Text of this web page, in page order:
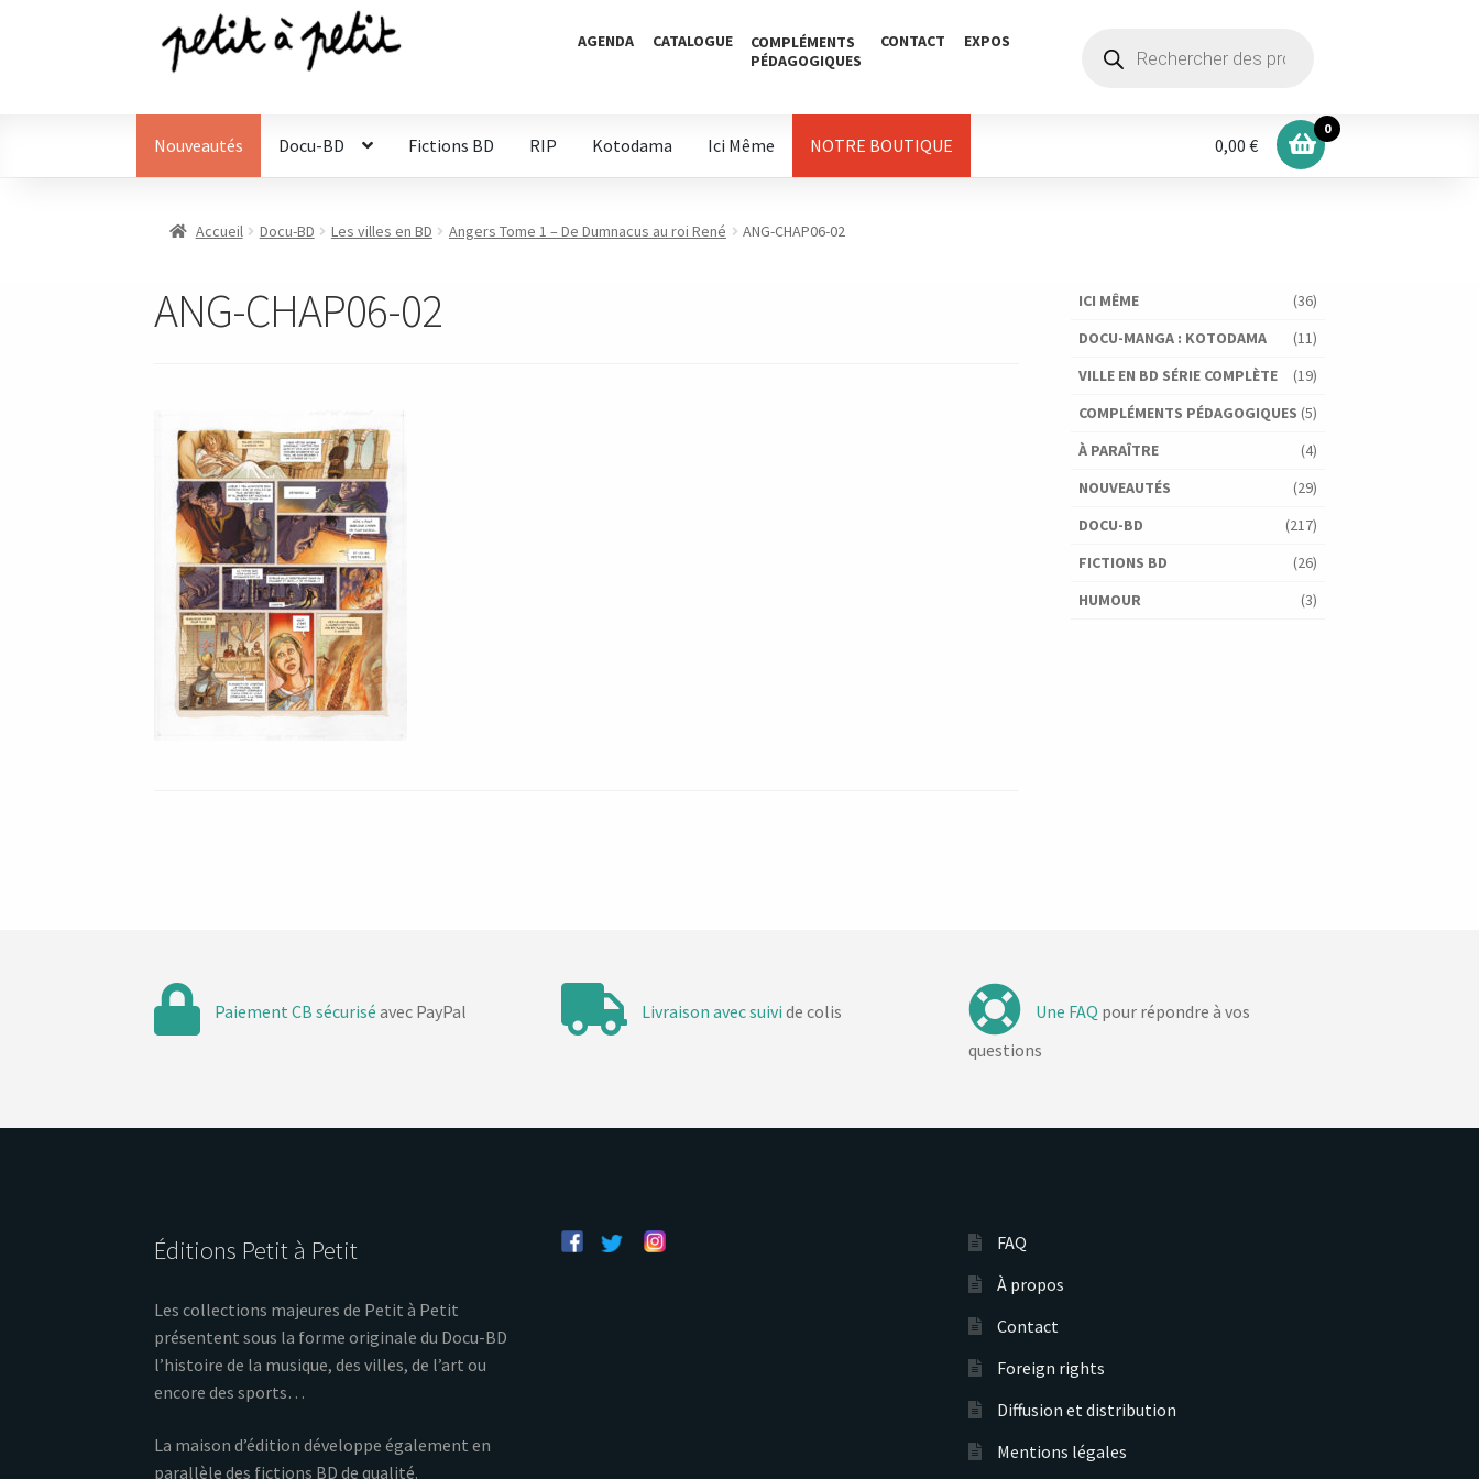
Aller
navigation
Aller
AGENDA CATALOGUE
COMPLÉMENTS
PÉDAGOGIQUES
CONTACT EXPOS
produits
Nouveautés Docu-BD Fictions BD RIP Kotodama Ici Même NOTRE BOUTIQUE 0,00 €
0
Accueil Docu-BD Les villes en BD Angers Tome 1 – De Dumnacus au roi René ANG-CHAP06-02
ANG-CHAP06-02 ICI MÊME
(36)
DOCU-MANGA : KOTODAMA
(11)
VILLE EN BD SÉRIE COMPLÈTE
(19)
COMPLÉMENTS PÉDAGOGIQUES (5)
À PARAÎTRE
(4)
NOUVEAUTÉS
(29)
DOCU-BD
(217)
FICTIONS BD
(26)
HUMOUR
(3)
Paiement CB sécurisé avec PayPal Livraison avec suivi de colis Une FAQ pour répondre à vos
questions
Éditions Petit à Petit
Les collections majeures de Petit à Petit
présentent sous la forme originale du Docu-BD
l’histoire de la musique, des villes, de l’art ou
encore des sports…
La maison d’édition développe également en
parallèle des fictions BD de qualité.
FAQ
À propos
Contact
Foreign rights
Diffusion et distribution
Mentions légales